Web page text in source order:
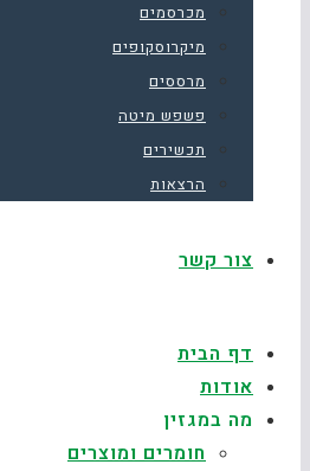
מכרסמים
מיקרוסקופים
מרססים
פשפש מיטה
תכשירים
הרצאות
צור קשר
דף הבית
אודות
מה במגזין
חומרים ומוצרים